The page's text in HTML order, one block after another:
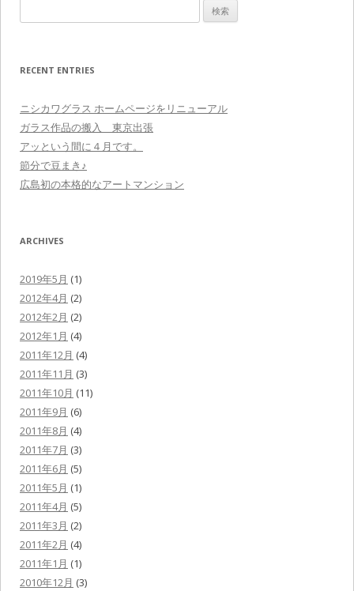
索
RECENT ENTRIES
ニシカワグラス ホームページをリニューアル
ガラス作品の搬入 東京出張
アッという間に４月です。
節分で豆まき♪
広島初の本格的なアートマンション
ARCHIVES
2019年5月 (1)
2012年4月 (2)
2012年2月 (2)
2012年1月 (4)
2011年12月 (4)
2011年11月 (3)
2011年10月 (11)
2011年9月 (6)
2011年8月 (4)
2011年7月 (3)
2011年6月 (5)
2011年5月 (1)
2011年4月 (5)
2011年3月 (2)
2011年2月 (4)
2011年1月 (1)
2010年12月 (3)